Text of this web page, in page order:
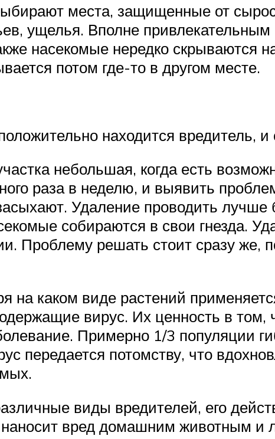
места, защищенные от
ущелья. Вполне
насекомые нередко скрываются
потом где-то в другом месте.
находится вредитель, и
небольшая, когда есть
раза в неделю, и выявить
Удаление проводить лучше
собираются в свои гнезда.
Проблему решать стоит сразу же,
каком виде растений
вирус. Их ценность в том,
Примерно 1/3 популяции
передается потомству, что
виды вредителей, его
вред домашним животным и